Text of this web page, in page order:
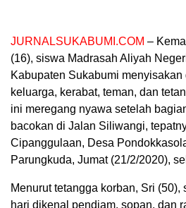
JURNALSUKABUMI.COM –
(16), siswa Madrasah Aliyah
Kabupaten Sukabumi
keluarga, kerabat, teman, dan
ini meregang nyawa setelah
bacokan di Jalan Siliwangi,
Cipanggulaan, Desa
Parungkuda, Jumat (21/2/2020),
Menurut tetangga korban, Sri
hari dikenal pendiam, sopan, dan